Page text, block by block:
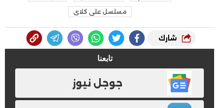
مسلسل على كلاى
شارك
تابعنا
جوجل نيوز